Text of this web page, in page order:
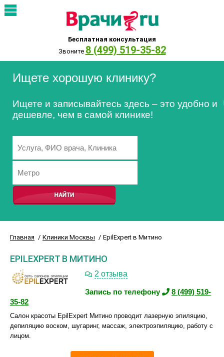
Бесплатная консультация
Звоните 8 (499) 519-35-82
Ищете хорошую клинику?
Ищете и записывайтесь здесь – это удобно и
дешевле, чем в самой клинике!
Главная Клиники Москвы EpilExpert в Митино
EPILEXPERT В МИТИНО
2 отзыва
Запись по телефону
8 (499) 519-
35-82
Салон красоты EpilExpert Митино проводит лазерную эпиляцию,
депиляцию воском, шугаринг, массаж, электроэпиляцию, работу с
лицом.